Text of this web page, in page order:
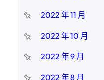
2022 年 11 月
2022 年 10 月
2022 年 9 月
2022 年 8 月